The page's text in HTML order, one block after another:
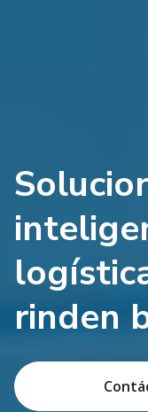
rinden